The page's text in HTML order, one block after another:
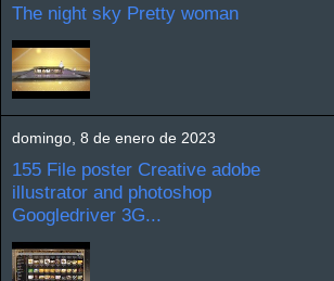
The night sky Pretty woman
domingo, 8 de enero de 2023
155 File poster Creative adobe
illustrator and photoshop
Googledriver 3G...